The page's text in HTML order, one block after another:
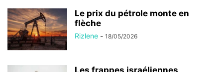
Le prix du pétrole monte en
flèche
Rizlene - 18/05/2026